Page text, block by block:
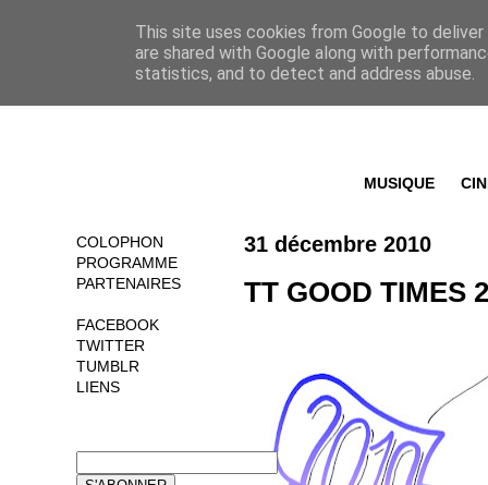
MUSIQUE
31 décembre 2010
TT GOOD TIMES
COLOPHON
PROGRAMME
PARTENAIRES
FACEBOOK
TWITTER
TUMBLR
LIENS
This site uses cookies from Google to
are shared with Google along with
statistics, and to detect and address abuse.